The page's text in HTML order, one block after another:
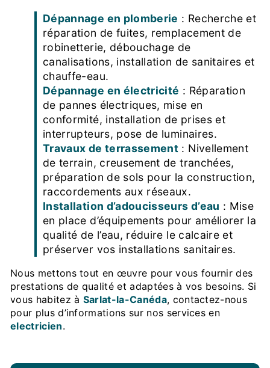
Dépannage en plomberie : Recherche et
réparation de fuites, remplacement de
robinetterie, débouchage de
canalisations, installation de sanitaires et
chauffe-eau.
Dépannage en électricité : Réparation
de pannes électriques, mise en
conformité, installation de prises et
interrupteurs, pose de luminaires.
Travaux de terrassement : Nivellement
de terrain, creusement de tranchées,
préparation de sols pour la construction,
raccordements aux réseaux.
Installation d’adoucisseurs d’eau : Mise
en place d’équipements pour améliorer la
qualité de l’eau, réduire le calcaire et
préserver vos installations sanitaires.
Nous mettons tout en œuvre pour vous fournir des
prestations de qualité et adaptées à vos besoins. Si
vous habitez à Sarlat-la-Canéda, contactez-nous
pour plus d’informations sur nos services en
electricien.